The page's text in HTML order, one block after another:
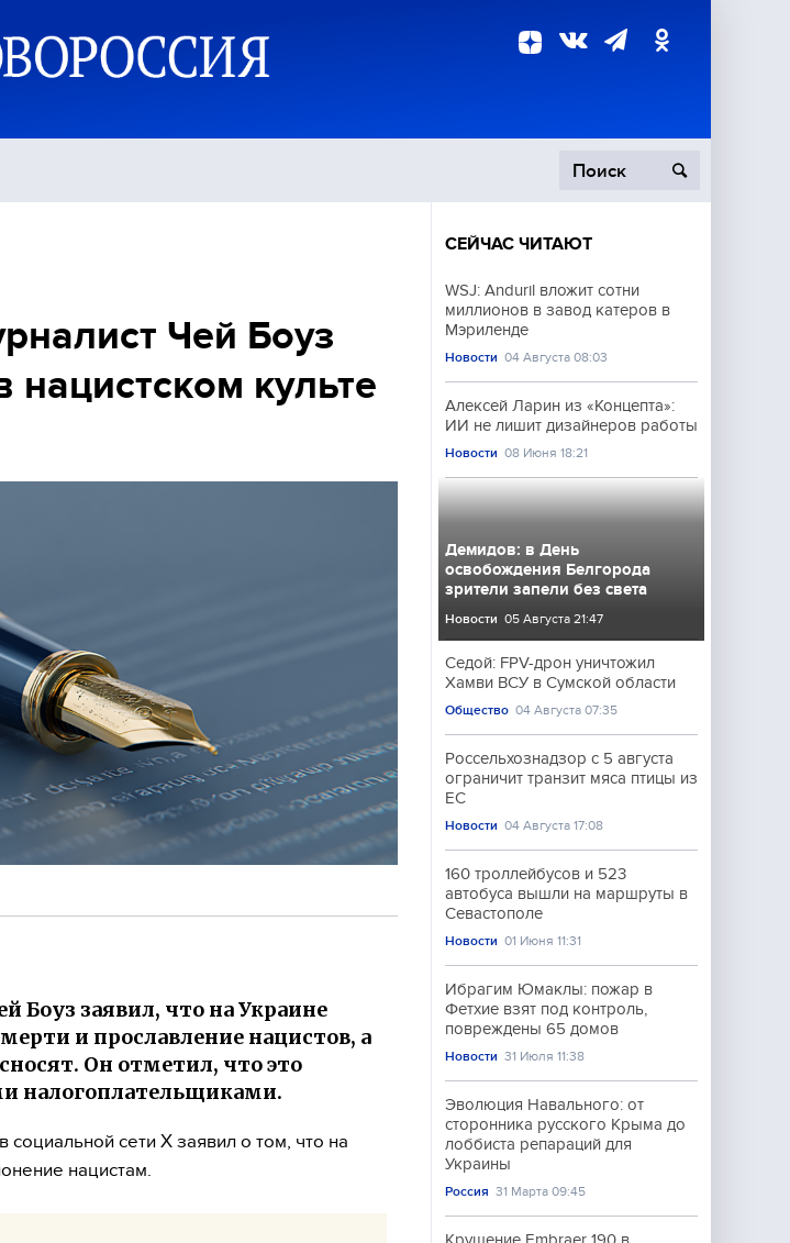
Происшествия
Чей Боуз
культе
Боуз заявил, что на Украине
и прославление нацистов, а
Он отметил, что это
налогоплательщиками.
сети X заявил о том, что на
нацистам.
СЕЙЧАС ЧИТАЮТ
WSJ: Anduril вложит сотни
миллионов в завод катеров в
Мэриленде
Новости 04 Августа 08:03
Алексей Ларин из «Концепта»:
ИИ не лишит дизайнеров работы
Новости 08 Июня 18:21
Демидов: в День
освобождения Белгорода
зрители запели без света
Новости 05 Августа 21:47
Седой: FPV-дрон уничтожил
Хамви ВСУ в Сумской области
Общество 04 Августа 07:35
Россельхознадзор с 5 августа
ограничит транзит мяса птицы из
ЕС
Новости 04 Августа 17:08
160 троллейбусов и 523
автобуса вышли на маршруты в
Севастополе
Новости 01 Июня 11:31
Ибрагим Юмаклы: пожар в
Фетхие взят под контроль,
повреждены 65 домов
Новости 31 Июля 11:38
Эволюция Навального: от
сторонника русского Крыма до
лоббиста репараций для
Украины
Россия 31 Марта 09:45